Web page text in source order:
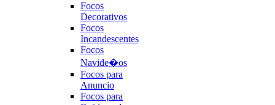
Focos
Decorativos
Focos
Incandescentes
Focos
Navide�os
Focos para
Anuncio
Focos para